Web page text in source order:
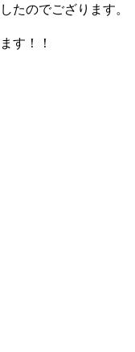
たのでござります。
す！！